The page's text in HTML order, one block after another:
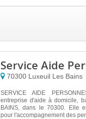
Service Aide
70300 Luxeuil Les Bains
SERVICE AIDE
entreprise d'aide à domicile,
BAINS, dans le 70300. Elle
pour l'accompagnement des